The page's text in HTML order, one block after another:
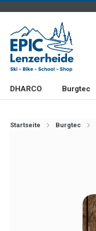
DHARCO Burgtec
Startseite Burgtec